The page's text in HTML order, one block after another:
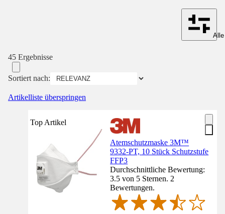
45 Ergebnisse
Sortiert nach:
Artikelliste überspringen
Top Artikel
Atemschutzmaske 3M™
9332-PT, 10 Stück Schutzstufe
FFP3
Durchschnittliche Bewertung:
3.5 von 5 Sternen. 2
Bewertungen.